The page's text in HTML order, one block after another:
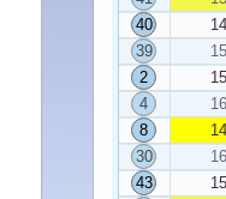
40
39
2
4
8
30
43